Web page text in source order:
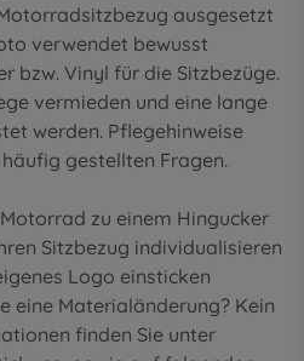
ausgesetzt
verwendet bewusst
bzw. Vinyl für die Sitzbezüge.
vermieden und eine lange
werden. Pflegehinweise
häufig gestellten Fragen.
zu einem Hingucker
Sitzbezug individualisieren
Logo einsticken
eine Materialänderung? Kein
finden Sie unter